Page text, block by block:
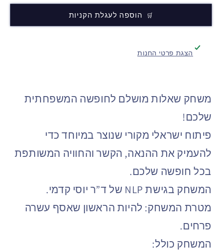
הוספה לעגלת הקניות
הצגת פרטי החנות
משחק שאלות מושלם לחופשה המשפחתית
שלכם!
פיתוח ישראלי מקורי שנוצר במיוחד כדי
להעמיק את ההנאה, הקשר והחוויה המשותפת
בכל חופשה שלכם.
המשחק בגישת NLP של ד”ר יוסי קדמי.
מטרת המשחק: להיות הראשון שאסף עשרה
פרחים.
המשחק כולל: